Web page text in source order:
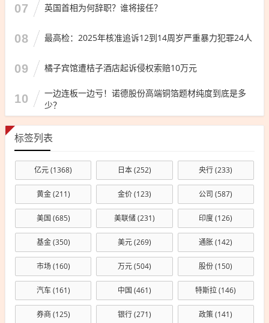
07 英国首相为何辞职？谁将接任？
08 最高检：2025年核准追诉12到14周岁严重暴力犯罪24人
09 橘子宾馆遭桔子酒店起诉侵权索赔10万元
10
一边连板一边亏！诺德股份高端铜箔题材纯度到底是多
少？
标签列表
亿元(1368) 日本(252) 央行(233)
黄金(211) 金价(123) 公司 (587)
美国 (685) 美联储(231) 印度(126)
基金(350) 美元(269) 通胀(142)
市场(160) 万元(504) 股份(150)
汽车(161) 中国 (461) 特斯拉(146)
券商(125) 银行(271) 政策(141)